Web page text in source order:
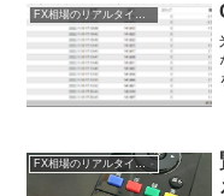
FX相場のリアルタイム情報
FX相場のリアルタイム情報